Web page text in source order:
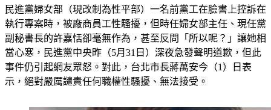
民進黨婦女部（現改制為性平部）一名前黨工在臉書上控訴在
執行專案時，被廠商員工性騷擾，但時任婦女部主任、現任黨
副秘書長的許嘉恬卻毫無作為，甚至反問「所以呢？」讓她相
當心寒，民進黨中央昨（5月31日）深夜急發聲明道歉，但此
事件仍引起網友眾怒。對此，台北市長蔣萬安今（1）日表
示，絕對嚴厲譴責任何職權性騷擾、無法接受。